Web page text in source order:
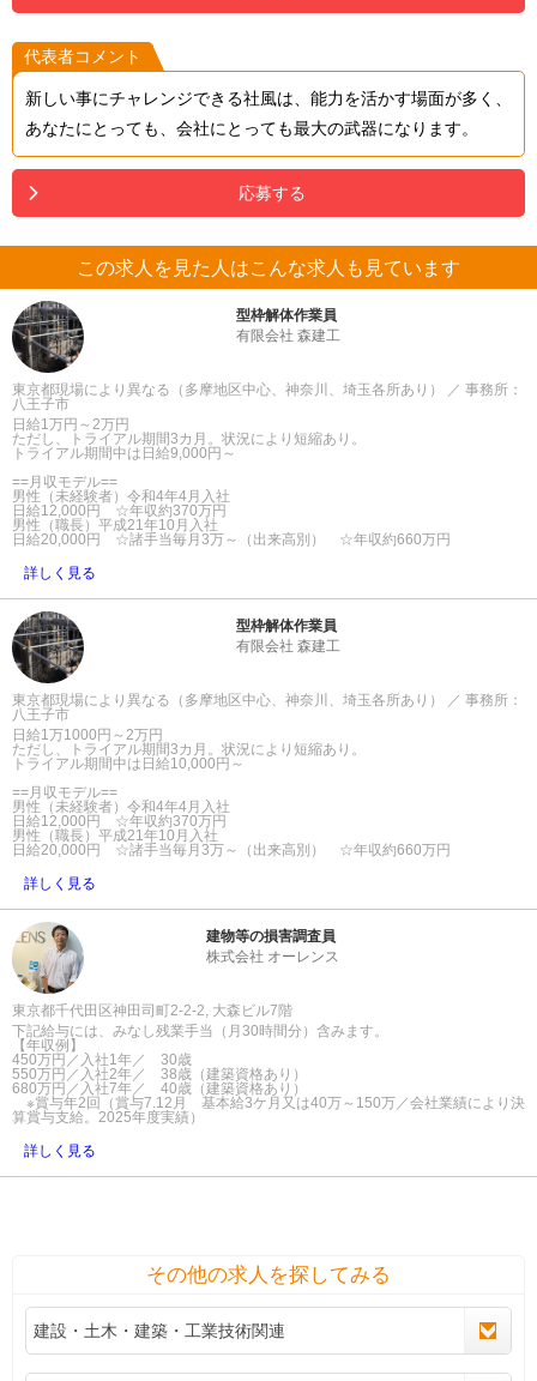
代表者コメント
新しい事にチャレンジできる社風は、能力を活かす場面が多く、
あなたにとっても、会社にとっても最大の武器になります。
応募する
この求人を見た人はこんな求人も見ています
型枠解体作業員
有限会社 森建工
東京都現場により異なる（多摩地区中心、神奈川、埼玉各所あり） ／ 事務所：
八王子市
日給1万円～2万円
ただし、トライアル期間3カ月。状況により短縮あり。
トライアル期間中は日給9,000円～
==月収モデル==
男性（未経験者）令和4年4月入社
日給12,000円 ☆年収約370万円
男性（職長）平成21年10月入社
日給20,000円 ☆諸手当毎月3万～（出来高別） ☆年収約660万円
詳しく見る
型枠解体作業員
有限会社 森建工
東京都現場により異なる（多摩地区中心、神奈川、埼玉各所あり） ／ 事務所：
八王子市
日給1万1000円～2万円
ただし、トライアル期間3カ月。状況により短縮あり。
トライアル期間中は日給10,000円～
==月収モデル==
男性（未経験者）令和4年4月入社
日給12,000円 ☆年収約370万円
男性（職長）平成21年10月入社
日給20,000円 ☆諸手当毎月3万～（出来高別） ☆年収約660万円
詳しく見る
建物等の損害調査員
株式会社 オーレンス
東京都千代田区神田司町2-2-2, 大森ビル7階
下記給与には、みなし残業手当（月30時間分）含みます。
【年収例】
450万円／入社1年／ 30歳
550万円／入社2年／ 38歳（建築資格あり）
680万円／入社7年／ 40歳（建築資格あり）
※賞与年2回（賞与7.12月 基本給3ケ月又は40万～150万／会社業績により決
算賞与支給。2025年度実績）
詳しく見る
その他の求人を探してみる